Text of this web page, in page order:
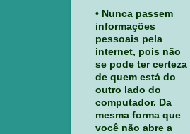
• Nunca passem
informações
pessoais pela
internet, pois não
se pode ter certeza
de quem está do
outro lado do
computador. Da
mesma forma que
você não abre a